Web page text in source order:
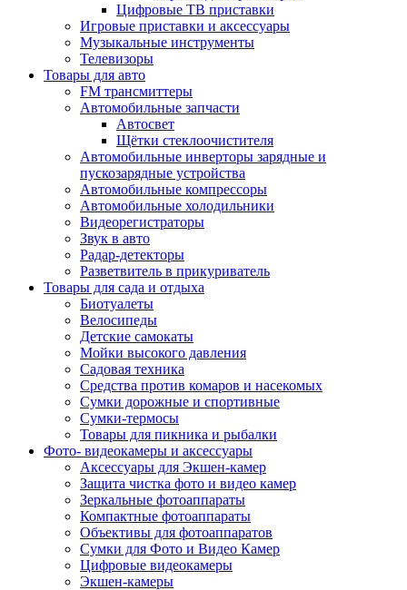
Цифровые ТВ приставки
Игровые приставки и аксессуары
Музыкальные инструменты
Телевизоры
Товары для авто
FM трансмиттеры
Автомобильные запчасти
Автосвет
Щётки стеклоочистителя
Автомобильные инверторы зарядные и
пускозарядные устройства
Автомобильные компрессоры
Автомобильные холодильники
Видеорегистраторы
Звук в авто
Радар-детекторы
Разветвитель в прикуриватель
Товары для сада и отдыха
Биотуалеты
Велосипеды
Детские самокаты
Мойки высокого давления
Садовая техника
Средства против комаров и насекомых
Сумки дорожные и спортивные
Сумки-термосы
Товары для пикника и рыбалки
Фото- видеокамеры и аксессуары
Аксессуары для Экшен-камер
Защита чистка фото и видео камер
Зеркальные фотоаппараты
Компактные фотоаппараты
Объективы для фотоаппаратов
Сумки для Фото и Видео Камер
Цифровые видеокамеры
Экшен-камеры